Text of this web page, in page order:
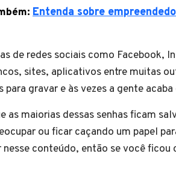
Entenda sobre
de redes sociais como Facebook,
sites, aplicativos entre muitas
para gravar e às vezes a gente
as maiorias dessas senhas ficam
ou ficar caçando um papel
conteúdo, então se você ficou